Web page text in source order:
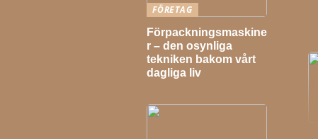
FÖRETAG
Förpackningsmaskine
r – den osynliga
tekniken bakom vårt
dagliga liv